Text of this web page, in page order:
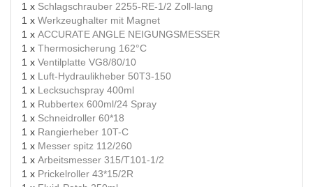
1 x Schlagschrauber 2255-RE-1/2 Zoll-lang
1 x Werkzeughalter mit Magnet
1 x ACCURATE ANGLE NEIGUNGSMESSER
1 x Thermosicherung 162°C
1 x Ventilplatte VG8/80/10
1 x Luft-Hydraulikheber 50T3-150
1 x Lecksuchspray 400ml
1 x Rubbertex 600ml/24 Spray
1 x Schneidroller 60*18
1 x Rangierheber 10T-C
1 x Messer spitz 112/260
1 x Arbeitsmesser 315/T101-1/2
1 x Prickelroller 43*15/2R